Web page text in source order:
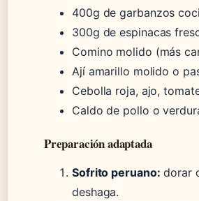
400g de garbanzos
300g de espinacas
Comino molido (más
Ají amarillo molido o
Cebolla roja, ajo,
Caldo de pollo o
Preparación adaptada
Sofrito peruano: dorar
deshaga.